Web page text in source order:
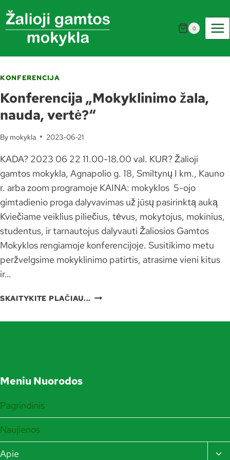
to
content
0
KONFERENCIJA
Konferencija „Mokyklinimo žala,
nauda, vertė?“
By mokykla 2023-06-21
KADA? 2023 06 22 11.00-18.00 val. KUR? Žalioji
gamtos mokykla, Agnapolio g. 18, Smiltynų I km., Kauno
r. arba zoom programoje KAINA: mokyklos 5-ojo
gimtadienio proga dalyvavimas už jūsų pasirinktą auką
Kviečiame veiklius piliečius, tėvus, mokytojus, mokinius,
studentus, ir tarnautojus dalyvauti Žaliosios Gamtos
Mokyklos rengiamoje konferencijoje. Susitikimo metu
peržvelgsime mokyklinimo patirtis, atrasime vieni kitus
ir…
SKAITYKITE PLAČIAU... KONFERENCIJA
ŽALA,
Meniu Nuorodos
Pagrindinis
Naujienos
Apie